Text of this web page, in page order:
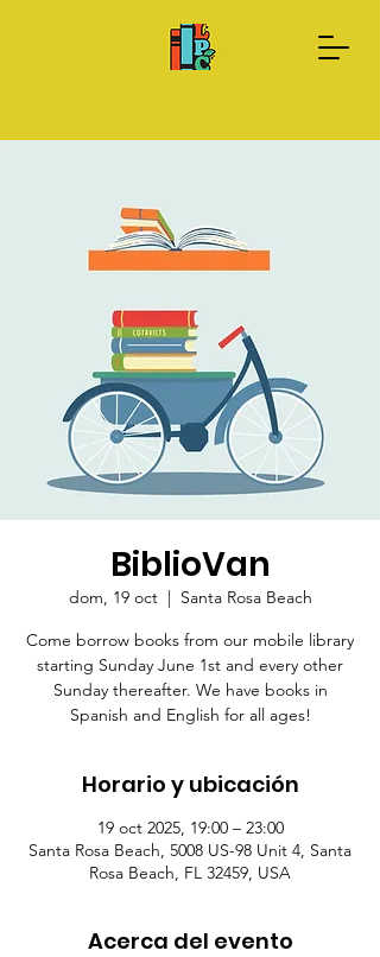
BiblioVan
dom, 19 oct
  |
Santa Rosa Beach
Come borrow books from our mobile library
starting Sunday June 1st and every other
Sunday thereafter. We have books in
Spanish and English for all ages!
Horario y ubicación
19 oct 2025, 19:00 – 23:00
Santa Rosa Beach, 5008 US-98 Unit 4, Santa
Rosa Beach, FL 32459, USA
Acerca del evento